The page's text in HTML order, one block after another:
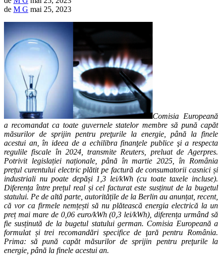
de M G mai 25, 2023
Comisia Europeană
a recomandat ca toate guvernele statelor membre să pună capăt
măsurilor de sprijin pentru preţurile la energie, până la finele
acestui an, în ideea de a echilibra finanţele publice şi a respecta
regulile fiscale în 2024, transmite Reuters, preluat de Agerpres.
Potrivit legislației naționale, până în martie 2025, în România
prețul curentului electric plătit pe factură de consumatorii casnici și
industriali nu poate depăși 1,3 lei/kWh (cu toate taxele incluse).
Diferența între prețul real și cel facturat este susținut de la bugetul
statului. Pe de altă parte, autoritățile de la Berlin au anunțat, recent,
că vor ca firmele nemțești să nu plătească energia electrică la un
preț mai mare de 0,06 euro/kWh (0,3 lei/kWh), diferența urmând să
fie susținută de la bugetul statului german. Comisia Europeană a
formulat și trei recomandări specifice de ţară pentru România.
Prima: să pună capăt măsurilor de sprijin pentru preţurile la
energie, până la finele acestui an.